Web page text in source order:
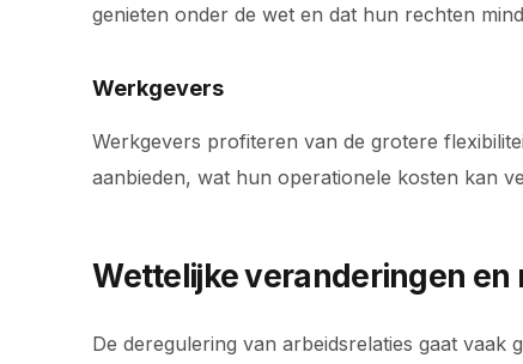
genieten onder de wet en dat hun rechten
Werkgevers
Werkgevers profiteren van de grotere
aanbieden, wat hun operationele kosten kan
Wettelijke veranderingen en
De deregulering van arbeidsrelaties gaat